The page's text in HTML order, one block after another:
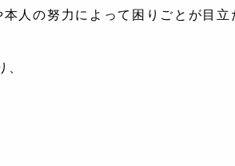
人の努力によって困りごとが目立
、